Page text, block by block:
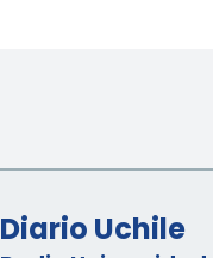
Diario Uchile